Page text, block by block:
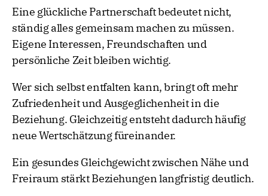
Eine glückliche Partnerschaft bedeutet nicht,
ständig alles gemeinsam machen zu müssen.
Eigene Interessen, Freundschaften und
persönliche Zeit bleiben wichtig.
Wer sich selbst entfalten kann, bringt oft mehr
Zufriedenheit und Ausgeglichenheit in die
Beziehung. Gleichzeitig entsteht dadurch häufig
neue Wertschätzung füreinander.
Ein gesundes Gleichgewicht zwischen Nähe und
Freiraum stärkt Beziehungen langfristig deutlich.